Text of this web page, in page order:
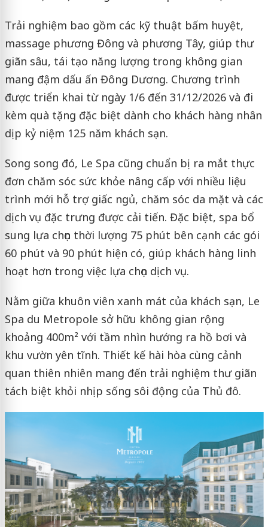
Trải nghiệm bao gồm các kỹ thuật bấm huyệt,
massage phương Đông và phương Tây, giúp thư
giãn sâu, tái tạo năng lượng trong không gian
mang đậm dấu ấn Đông Dương. Chương trình
được triển khai từ ngày 1/6 đến 31/12/2026 và đi
kèm quà tặng đặc biệt dành cho khách hàng nhân
dịp kỷ niệm 125 năm khách sạn.
Song song đó, Le Spa cũng chuẩn bị ra mắt thực
đơn chăm sóc sức khỏe nâng cấp với nhiều liệu
trình mới hỗ trợ giấc ngủ, chăm sóc da mặt và các
dịch vụ đặc trưng được cải tiến. Đặc biệt, spa bổ
sung lựa chọn thời lượng 75 phút bên cạnh các gói
60 phút và 90 phút hiện có, giúp khách hàng linh
hoạt hơn trong việc lựa chọn dịch vụ.
Nằm giữa khuôn viên xanh mát của khách sạn, Le
Spa du Metropole sở hữu không gian rộng
khoảng 400m² với tầm nhìn hướng ra hồ bơi và
khu vườn yên tĩnh. Thiết kế hài hòa cùng cảnh
quan thiên nhiên mang đến trải nghiệm thư giãn
tách biệt khỏi nhịp sống sôi động của Thủ đô.